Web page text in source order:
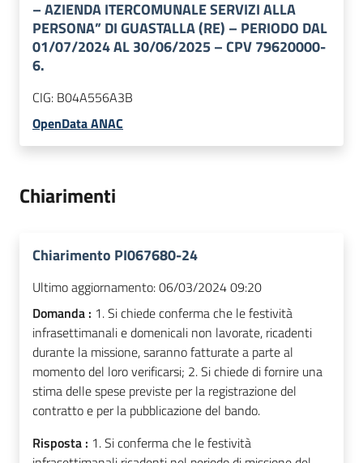
– AZIENDA ITERCOMUNALE SERVIZI ALLA
PERSONA” DI GUASTALLA (RE) – PERIODO DAL
01/07/2024 AL 30/06/2025 – CPV 79620000-
6.
CIG: B04A556A3B
OpenData ANAC
Chiarimenti
Chiarimento PI067680-24
Ultimo aggiornamento:06/03/2024 09:20
Domanda : 1. Si chiede conferma che le festività
infrasettimanali e domenicali non lavorate, ricadenti
durante la missione, saranno fatturate a parte al
momento del loro verificarsi; 2. Si chiede di fornire una
stima delle spese previste per la registrazione del
contratto e per la pubblicazione del bando.
Risposta : 1. Si conferma che le festività